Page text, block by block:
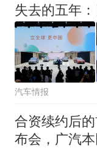
失去的五年
汽车情报
合资续约后
布会，广汽